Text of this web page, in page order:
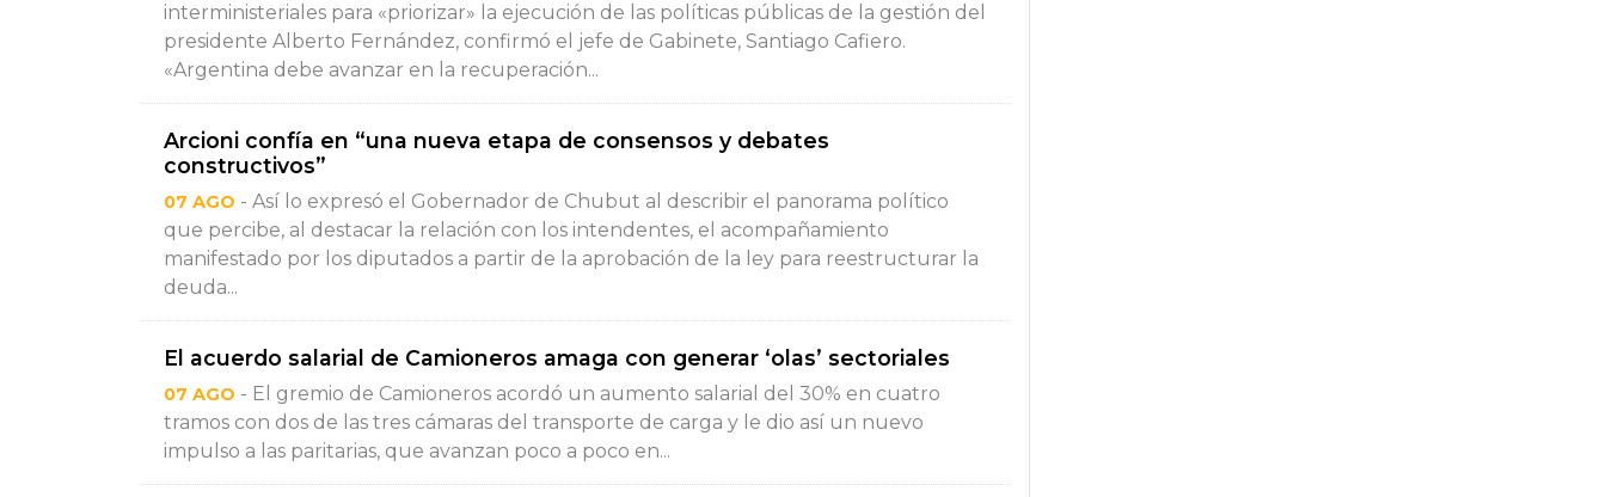
interministeriales para «priorizar» la ejecución de las políticas públicas de la gestión del
presidente Alberto Fernández, confirmó el jefe de Gabinete, Santiago Cafiero.
«Argentina debe avanzar en la recuperación...
Arcioni confía en “una nueva etapa de consensos y debates
constructivos”
07 AGO - Así lo expresó el Gobernador de Chubut al describir el panorama político
que percibe, al destacar la relación con los intendentes, el acompañamiento
manifestado por los diputados a partir de la aprobación de la ley para reestructurar la
deuda...
El acuerdo salarial de Camioneros amaga con generar ‘olas’ sectoriales
07 AGO - El gremio de Camioneros acordó un aumento salarial del 30% en cuatro
tramos con dos de las tres cámaras del transporte de carga y le dio así un nuevo
impulso a las paritarias, que avanzan poco a poco en...